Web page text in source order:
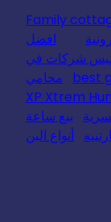
Family
افضل
شركات في
best
محامي
XP Xtrem
بيع ساعة
أنواع البن